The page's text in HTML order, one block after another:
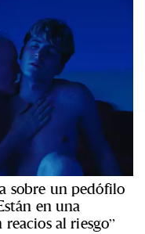
sobre un pedófilo
en una
al riesgo”